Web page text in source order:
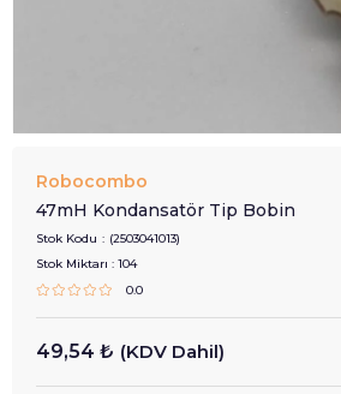
Robocombo
47mH Kondansatör Tip Bobin
Stok Kodu
(2503041013)
Stok Miktarı : 104
0.0
49,54 ₺ (KDV Dahil)